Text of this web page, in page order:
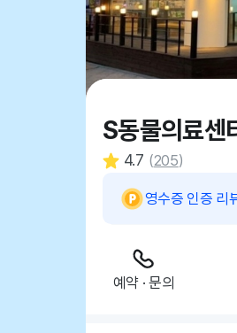
S동물의료센
4.7 (205)
영수증 인증 리
예약 · 문의